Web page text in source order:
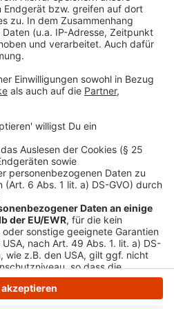
sich in der
ebenso wie in der
auf das schwere
Syrien am 6. Februar 2023
weniger Tage ein
die Opfer dieser
gestellt.